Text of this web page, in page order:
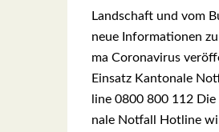
Lan­d­­schaft und vom
neue Infor­ma­tio­nen
ma Coro­na­vi­rus
Ein­satz Kan­to­na­le
line 0800 800 112
na­le Not­fall Hot­line